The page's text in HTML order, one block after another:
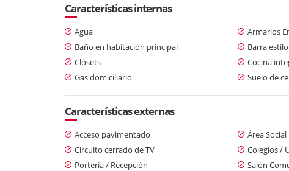
Características internas
Agua Armarios
Baño en habitación principal
Barra
Clósets
Cocina
Gas domiciliario
Suelo de
Características externas
Acceso pavimentado Área Social
Circuito cerrado de TV
Colegios /
Portería / Recepción
Salón